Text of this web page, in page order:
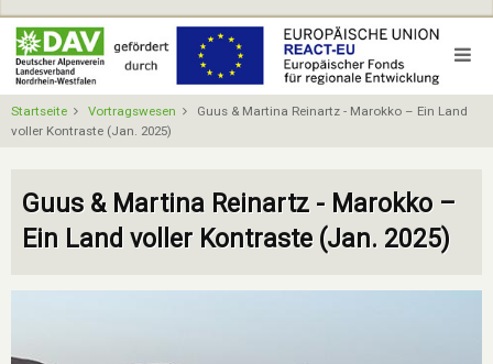
Direkt
zum
Inhalt
Startseite Vortragswesen
Guus & Martina Reinartz - Marokko – Ein Land
voller Kontraste (Jan. 2025)
Guus & Martina Reinartz - Marokko –
Ein Land voller Kontraste (Jan. 2025)